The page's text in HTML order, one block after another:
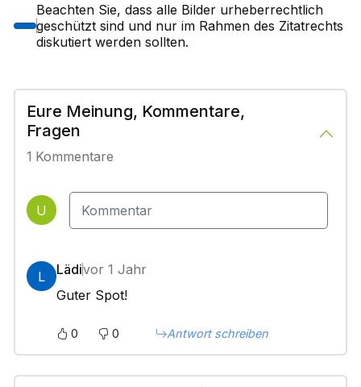
Beachten Sie, dass alle Bilder urheberrechtlich
geschützt sind und nur im Rahmen des Zitatrechts
diskutiert werden sollten.
Eure Meinung, Kommentare,
Fragen
1 Kommentare
U
L Lädivor 1 Jahr
Guter Spot!
0 0 Antwort schreiben